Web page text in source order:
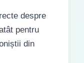
despre
pentru
din